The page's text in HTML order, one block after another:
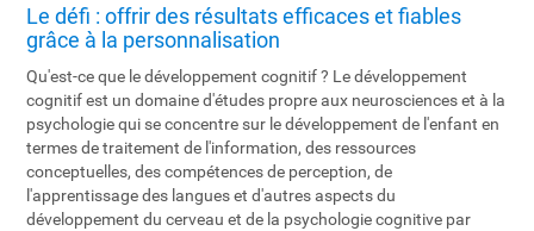
Le défi : offrir des résultats efficaces et fiables
grâce à la personnalisation
Qu'est-ce que le développement cognitif ? Le développement
cognitif est un domaine d'études propre aux neurosciences et à la
psychologie qui se concentre sur le développement de l'enfant en
termes de traitement de l'information, des ressources
conceptuelles, des compétences de perception, de
l'apprentissage des langues et d'autres aspects du
développement du cerveau et de la psychologie cognitive par